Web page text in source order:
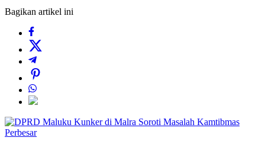
Bagikan artikel ini
Perbesar